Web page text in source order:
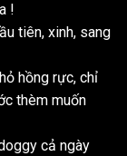
!
tiên, xinh, sang
hồng rực, chỉ
thèm muốn
cả ngày